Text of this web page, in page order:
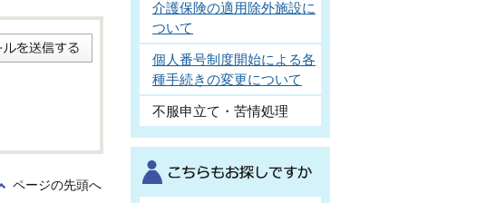
ページの先頭へ
介護保険の適用除外施設に
ついて
個人番号制度開始による各
種手続きの変更について
不服申立て・苦情処理